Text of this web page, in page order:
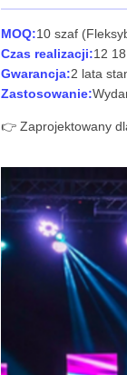
MOQ:10 szaf
Czas realizacji:12
Gwarancja:2 lata
Zastosowanie:
👉 Zaprojektowany